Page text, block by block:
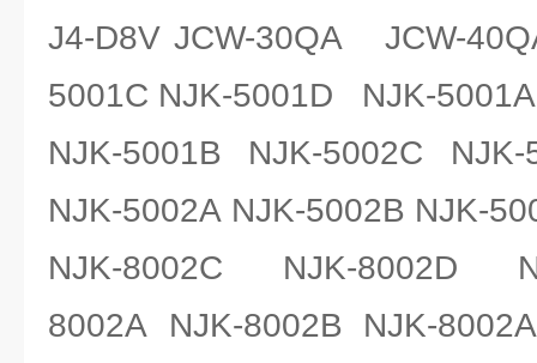
J4-D8V JCW-30QA JCW-
5001C NJK-5001D NJK-5001A
NJK-5001B NJK-5002C NJK-
NJK-5002A NJK-5002B NJK-
NJK-8002C NJK-8002D
8002A NJK-8002B NJK-